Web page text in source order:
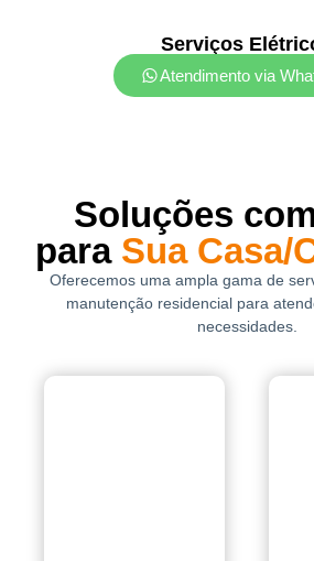
Serviços
Atendimento via
Soluções
para Sua Casa/
Oferecemos uma ampla gama de
manutenção residencial para
necessidades.